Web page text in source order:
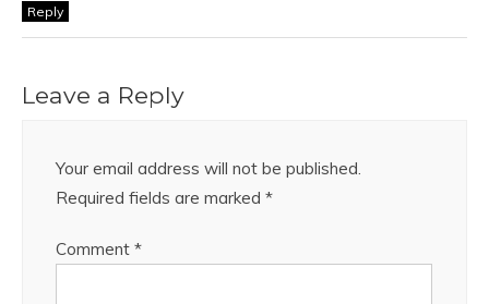
Reply
Leave a Reply
Your email address will not be published.
Required fields are marked *
Comment *